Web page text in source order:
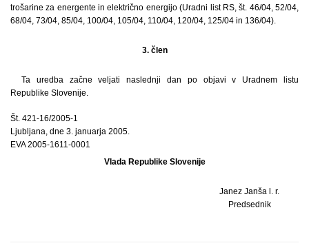
trošarine za energente in električno energijo (Uradni list RS, št. 46/04, 52/04,
68/04, 73/04, 85/04, 100/04, 105/04, 110/04, 120/04, 125/04 in 136/04).
3. člen
Ta uredba začne veljati naslednji dan po objavi v Uradnem listu
Republike Slovenije.
Št. 421-16/2005-1
Ljubljana, dne 3. januarja 2005.
EVA 2005-1611-0001
Vlada Republike Slovenije
Janez Janša l. r.
Predsednik